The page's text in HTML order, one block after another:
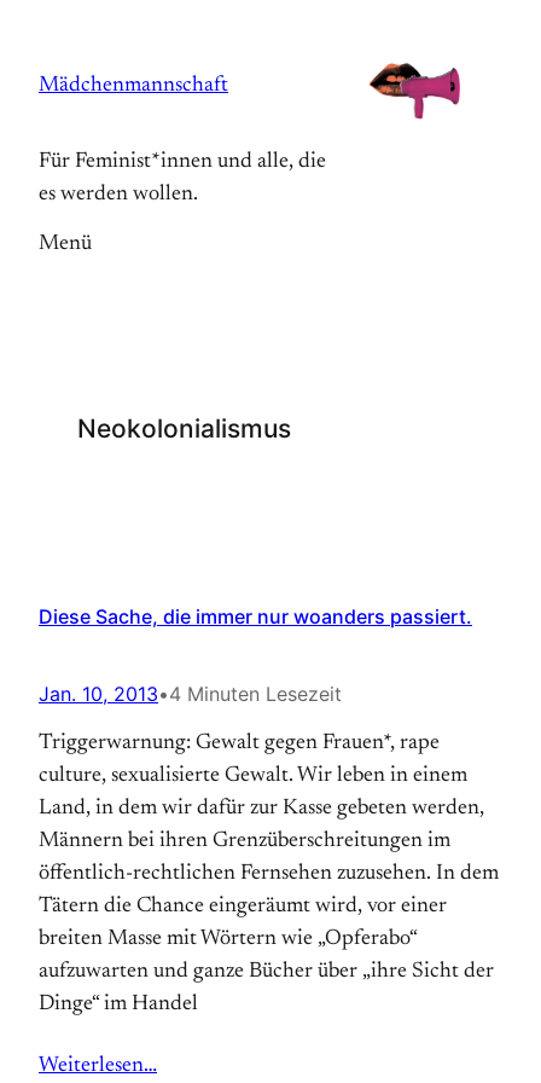
springen
Mädchenmannschaft
Für Feminist*innen und alle, die
es werden wollen.
Menü
Neokolonialismus
Diese Sache, die immer nur woanders passiert.
Jan. 10, 2013•4 Minuten Lesezeit
Triggerwarnung: Gewalt gegen Frauen*, rape
culture, sexualisierte Gewalt. Wir leben in einem
Land, in dem wir dafür zur Kasse gebeten werden,
Männern bei ihren Grenzüberschreitungen im
öffentlich-rechtlichen Fernsehen zuzusehen. In dem
Tätern die Chance eingeräumt wird, vor einer
breiten Masse mit Wörtern wie „Opferabo“
aufzuwarten und ganze Bücher über „ihre Sicht der
Dinge“ im Handel
Weiterlesen…